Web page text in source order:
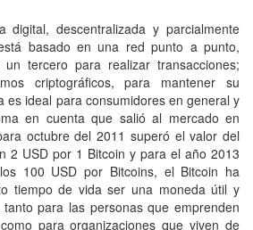
digital, descentralizada y parcialmente
basado en una red punto a punto,
tercero para realizar transacciones;
criptográficos, para mantener su
es ideal para consumidores en general y
en cuenta que salió al mercado en
octubre del 2011 superó el valor del
2 USD por 1 Bitcoin y para el año 2013
100 USD por Bitcoins, el Bitcoin ha
tiempo de vida ser una moneda útil y
para las personas que emprenden
para organizaciones que viven de